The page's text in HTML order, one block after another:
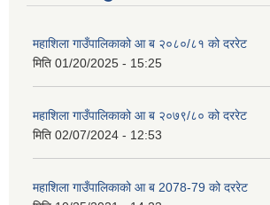
महाशिला गाउँपालिकाको आ ब २०८०/८१ को दररेट
मिति 01/20/2025 - 15:25
महाशिला गाउँपालिकाको आ ब २०७९/८० को दररेट
मिति 02/07/2024 - 12:53
महाशिला गाउँपालिकाको आ ब 2078-79 को दररेट